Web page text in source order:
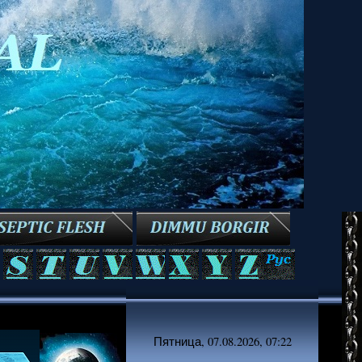
Пятница, 07.08.2026, 07:22